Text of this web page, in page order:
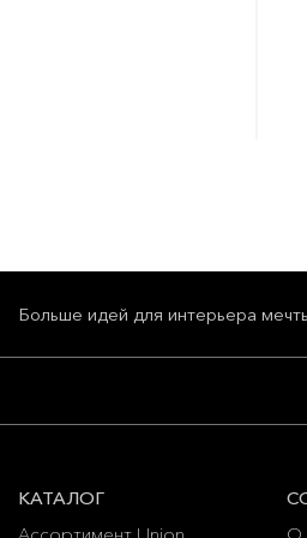
Больше идей для интерьера
КАТАЛОГ